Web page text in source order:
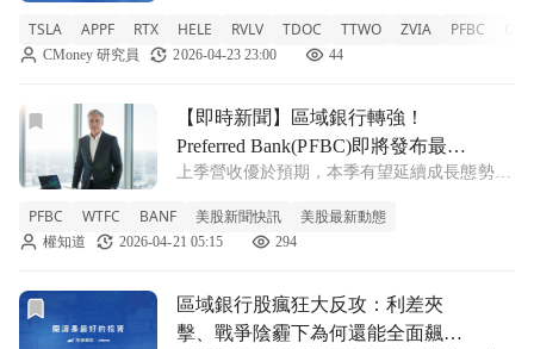
速食龍頭手中搶客。Yesway 以低價墨西哥捲
與擴張計畫領軍，整體 c-store 來客與熱食銷
TSLA APPF RTX HELE RVLV TDOC TTWO ZVIA PFBC
CMoney 研究員 2026-04-23 23:00 44
前往【即時新聞】區域銀行轉強！Preferred Bank(PFBC)即
【即時新聞】區域銀行轉強！
Preferred Bank(PFBC)即將發布最新
財報，目標價上看100.5美元
上季營收優於預期，本季有望延續成長態勢
公布第一季財報，市場對此抱持高度期待。回
顧上一季表現，該公司繳出營收7807萬美元的
PFBC WTFC BANF 美股新聞快訊 美股最新動態
權知道 2026-04-21 05:15 294
前往區域銀行股瘋狂大反攻：利差夾擊、戰爭陰霾下為何還
區域銀行股瘋狂大反攻：利差夾
擊、戰爭陰霾下為何還能全面飆